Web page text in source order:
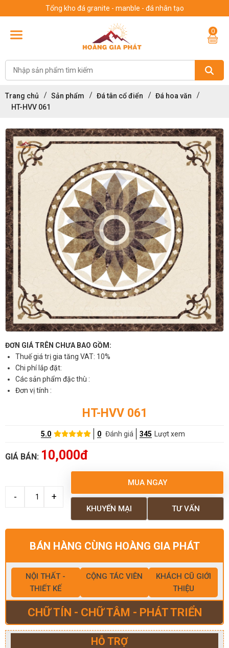
Tổng kho đá granite - manble - đá nhân tạo
0
Trang chủ Sản phẩm Đá tân cổ điển
Đá hoa văn
HT-HVV 061
ĐƠN GIÁ TRÊN CHƯA BAO GỒM:
Thuế giá trị gia tăng VAT: 10%
Chi phí lắp đặt:
Các sản phẩm đặc thù :
Đơn vị tính :
HT-HVV 061
5.0 0 Đánh giá 345 Lượt xem
GIÁ BÁN: 10,000đ
MUA NGAY
TƯ VẤN
KHUYẾN MẠI
BÁN HÀNG CÙNG HOÀNG GIA PHÁT
NỘI THẤT -
THIẾT KẾ
CỘNG TÁC VIÊN
KHÁCH CŨ GIỚI
THIỆU
CHỮ TÍN - CHỮ TÂM - PHÁT TRIỂN
HỖ TRỢ